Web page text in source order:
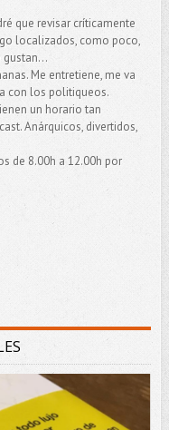
que revisar críticamente
localizados, como poco,
gustan...
Me entretiene, me va
con los politiqueos.
un horario tan
Anárquicos, divertidos,
de 8.00h a 12.00h por